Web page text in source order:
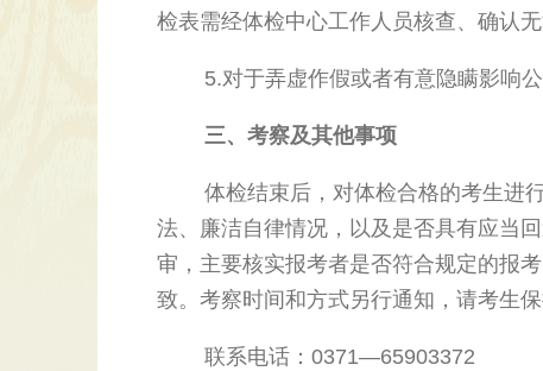
检表需经体检中心工作人员核查、确认无
5.对于弄虚作假或者有意隐瞒影响公
三、考察及其他事项
体检结束后，对体检合格的考生进行
法、廉洁自律情况，以及是否具有应当
审，主要核实报考者是否符合规定的报
致。考察时间和方式另行通知，请考生保
联系电话：0371—65903372